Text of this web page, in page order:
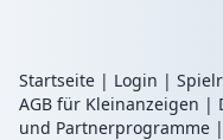
Startseite | Login |
AGB für Kleinanzeigen |
und Partnerprogramme |